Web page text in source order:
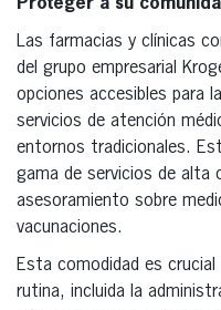
Proteger a su
Las farmacias y clínicas
del grupo empresarial
opciones accesibles para
servicios de atención
entornos tradicionales.
gama de servicios de alta
asesoramiento sobre
vacunaciones.
Esta comodidad es
rutina, incluida la